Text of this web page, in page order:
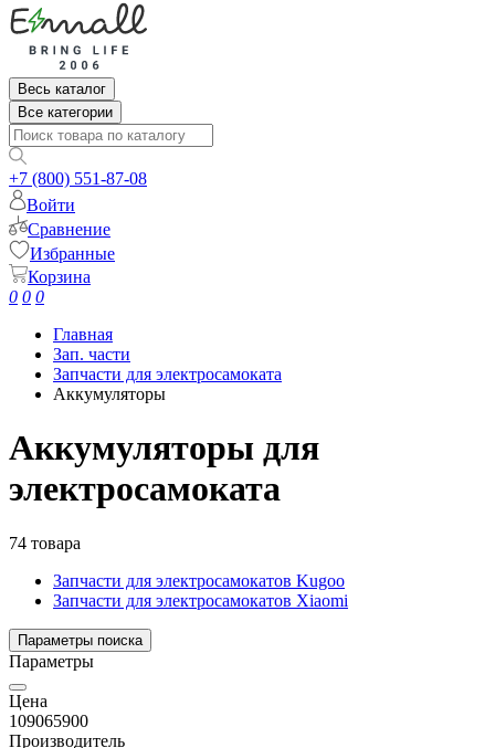
Весь каталог
Все категории
+7 (800) 551-87-08
Войти
Сравнение
Избранные
Корзина
0 0 0
Главная
Зап. части
Запчасти для электросамоката
Аккумуляторы
Аккумуляторы для
электросамоката
74 товара
Запчасти для электросамокатов Kugoo
Запчасти для электросамокатов Xiaomi
Параметры поиска
Параметры
Цена
109065900
Производитель